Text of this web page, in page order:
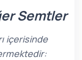
Semtler
içerisinde